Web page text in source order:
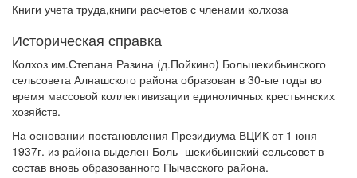
Книги учета труда,книги расчетов с членами колхоза
Историческая справка
Колхоз им.Степана Разина (д.Пойкино) Большекибьинского
сельсовета Алнашского района образован в 30-ые годы во
время массовой коллективизации единоличных крестьянских
хозяйств.
На основании постановления Президиума ВЦИК от 1 юня
1937г. из района выделен Боль- шекибьинский сельсовет в
состав вновь образованного Пычасского района.